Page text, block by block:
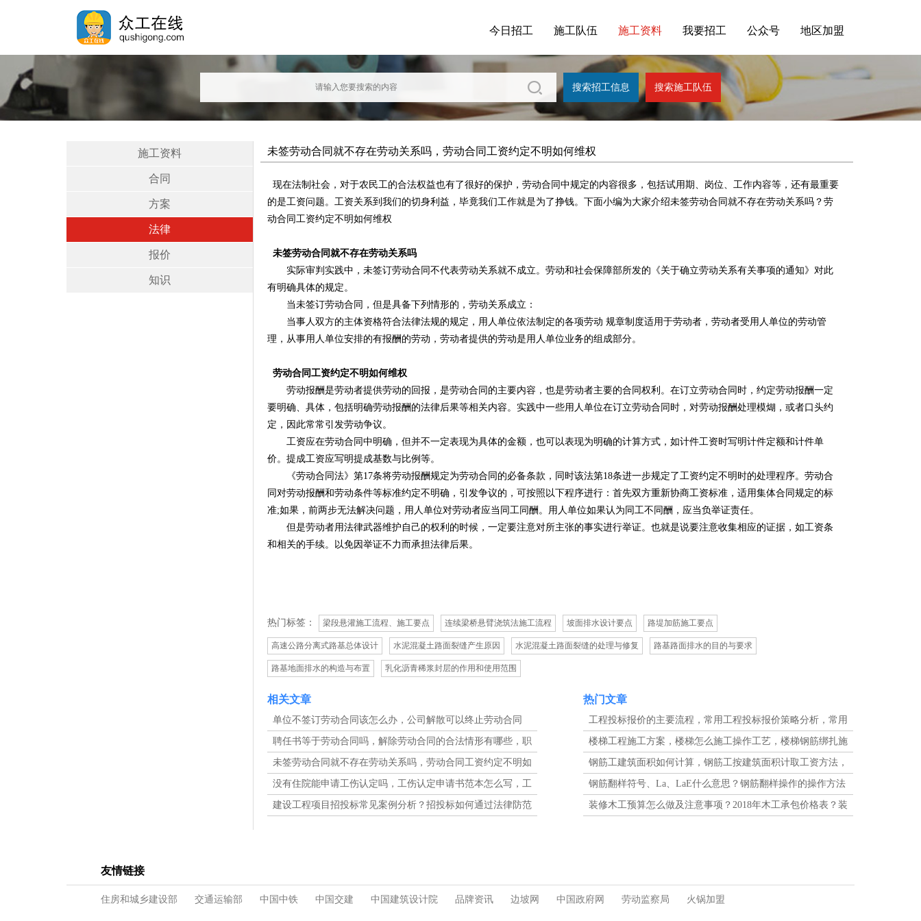
今日招工 施工队伍 施工资料 我要招工 公众号 地区加盟
施工资料
合同
方案
法律
报价
知识
未签劳动合同就不存在劳动关系吗，劳动合同工资约定不明如何维权
现在法制社会，对于农民工的合法权益也有了很好的保护，劳动合同中规定的内容很多，包括试用期、岗位、工作内容等，还有最重要
的是工资问题。工资关系到我们的切身利益，毕竟我们工作就是为了挣钱。下面小编为大家介绍未签劳动合同就不存在劳动关系吗？劳
动合同工资约定不明如何维权
未签劳动合同就不存在劳动关系吗
实际审判实践中，未签订劳动合同不代表劳动关系就不成立。劳动和社会保障部所发的《关于确立劳动关系有关事项的通知》对此
有明确具体的规定。
当未签订劳动合同，但是具备下列情形的，劳动关系成立：
当事人双方的主体资格符合法律法规的规定，用人单位依法制定的各项劳动 规章制度适用于劳动者，劳动者受用人单位的劳动管
理，从事用人单位安排的有报酬的劳动，劳动者提供的劳动是用人单位业务的组成部分。
劳动合同工资约定不明如何维权
劳动报酬是劳动者提供劳动的回报，是劳动合同的主要内容，也是劳动者主要的合同权利。在订立劳动合同时，约定劳动报酬一定
要明确、具体，包括明确劳动报酬的法律后果等相关内容。实践中一些用人单位在订立劳动合同时，对劳动报酬处理模煳，或者口头约
定，因此常常引发劳动争议。
工资应在劳动合同中明确，但并不一定表现为具体的金额，也可以表现为明确的计算方式，如计件工资时写明计件定额和计件单
价。提成工资应写明提成基数与比例等。
《劳动合同法》第17条将劳动报酬规定为劳动合同的必备条款，同时该法第18条进一步规定了工资约定不明时的处理程序。劳动合
同对劳动报酬和劳动条件等标准约定不明确，引发争议的，可按照以下程序进行：首先双方重新协商工资标准，适用集体合同规定的标
准;如果，前两步无法解决问题，用人单位对劳动者应当同工同酬。用人单位如果认为同工不同酬，应当负举证责任。
但是劳动者用法律武器维护自己的权利的时候，一定要注意对所主张的事实进行举证。也就是说要注意收集相应的证据，如工资条
和相关的手续。以免因举证不力而承担法律后果。
热门标签： 梁段悬灌施工流程、施工要点 连续梁桥悬臂浇筑法施工流程 坡面排水设计要点 路堤加筋施工要点
高速公路分离式路基总体设计 水泥混凝土路面裂缝产生原因 水泥混凝土路面裂缝的处理与修复 路基路面排水的目的与要求
路基地面排水的构造与布置 乳化沥青稀浆封层的作用和使用范围
相关文章
单位不签订劳动合同该怎么办，公司解散可以终止劳动合同
吗，可以单方变更劳动合同吗
聘任书等于劳动合同吗，解除劳动合同的合法情形有哪些，职
工没有高温补贴如何维权
未签劳动合同就不存在劳动关系吗，劳动合同工资约定不明如
何维权
没有住院能申请工伤认定吗，工伤认定申请书范本怎么写，工
伤认定申请提交哪些材料
建设工程项目招投标常见案例分析？招投标如何通过法律防范
热门文章
工程投标报价的主要流程，常用工程投标报价策略分析，常用
的工程报价方法有哪些
楼梯工程施工方案，楼梯怎么施工操作工艺，楼梯钢筋绑扎施
工图解
钢筋工建筑面积如何计算，钢筋工按建筑面积计取工资方法，
2018年最新的钢筋工工资价格
钢筋翻样符号、La、LaE什么意思？钢筋翻样操作的操作方法
有哪些、哪一种相对比较好？
装修木工预算怎么做及注意事项？2018年木工承包价格表？装
友情链接
住房和城乡建设部 交通运输部 中国中铁 中国交建 中国建筑设计院 品牌资讯 边坡网 中国政府网 劳动监察局 火锅加盟